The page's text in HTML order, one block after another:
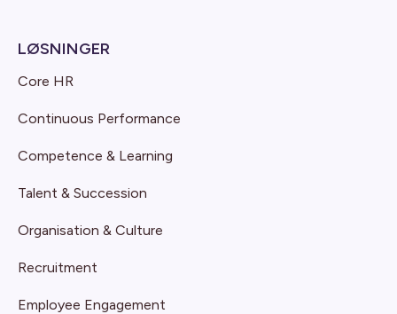
LØSNINGER
Core HR
Continuous Performance
Competence & Learning
Talent & Succession
Organisation & Culture
Recruitment
Employee Engagement